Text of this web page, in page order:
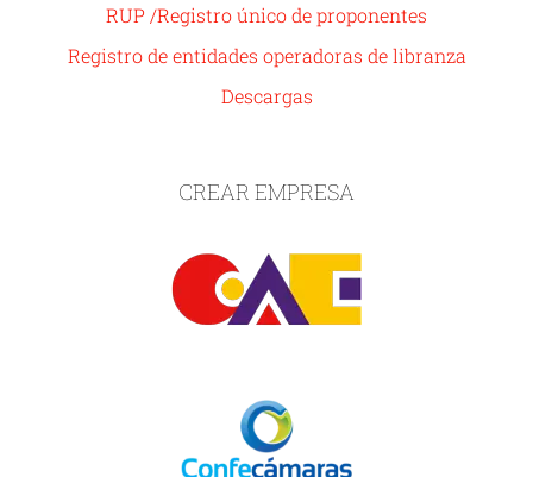
RUP /Registro único de proponentes
Registro de entidades operadoras de libranza
Descargas
CREAR EMPRESA